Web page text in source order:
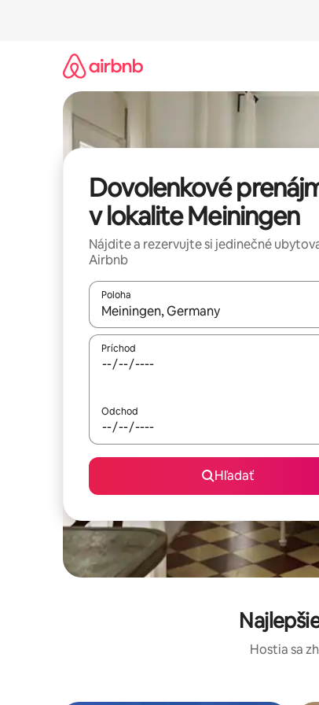
Dovolenkové
v lokalite Meiningen
Nájdite a rezervujte si jedinečné
Airbnb
Poloha
Keď budú výsledky k dispozícii, môžete si
Príchod
Odchod
Hľadať
Hostia sa